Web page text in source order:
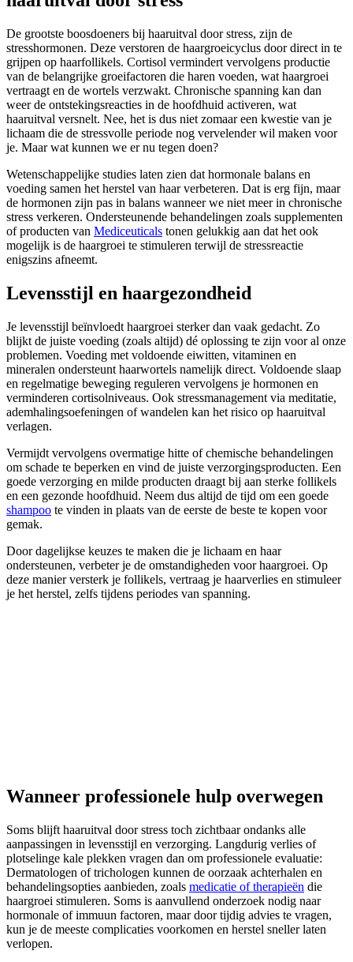
De grootste boosdoeners bij haaruitval door stress, zijn de
stresshormonen. Deze verstoren de haargroeicyclus door direct in te
grijpen op haarfollikels. Cortisol vermindert vervolgens productie
van de belangrijke groeifactoren die haren voeden, wat haargroei
vertraagt en de wortels verzwakt. Chronische spanning kan dan
weer de ontstekingsreacties in de hoofdhuid activeren, wat
haaruitval versnelt. Nee, het is dus niet zomaar een kwestie van je
lichaam die de stressvolle periode nog vervelender wil maken voor
je. Maar wat kunnen we er nu tegen doen?
Wetenschappelijke studies laten zien dat hormonale balans en
voeding samen het herstel van haar verbeteren. Dat is erg fijn, maar
de hormonen zijn pas in balans wanneer we niet meer in chronische
stress verkeren. Ondersteunende behandelingen zoals supplementen
of producten van Mediceuticals tonen gelukkig aan dat het ook
mogelijk is de haargroei te stimuleren terwijl de stressreactie
enigszins afneemt.
Levensstijl en haargezondheid
Je levensstijl beïnvloedt haargroei sterker dan vaak gedacht. Zo
blijkt de juiste voeding (zoals altijd) dé oplossing te zijn voor al onze
problemen. Voeding met voldoende eiwitten, vitaminen en
mineralen ondersteunt haarwortels namelijk direct. Voldoende slaap
en regelmatige beweging reguleren vervolgens je hormonen en
verminderen cortisolniveaus. Ook stressmanagement via meditatie,
ademhalingsoefeningen of wandelen kan het risico op haaruitval
verlagen.
Vermijdt vervolgens overmatige hitte of chemische behandelingen
om schade te beperken en vind de juiste verzorgingsproducten. Een
goede verzorging en milde producten draagt bij aan sterke follikels
en een gezonde hoofdhuid. Neem dus altijd de tijd om een goede
shampoo te vinden in plaats van de eerste de beste te kopen voor
gemak.
Door dagelijkse keuzes te maken die je lichaam en haar
ondersteunen, verbeter je de omstandigheden voor haargroei. Op
deze manier versterk je follikels, vertraag je haarverlies en stimuleer
je het herstel, zelfs tijdens periodes van spanning.
Wanneer professionele hulp overwegen
Soms blijft haaruitval door stress toch zichtbaar ondanks alle
aanpassingen in levensstijl en verzorging. Langdurig verlies of
plotselinge kale plekken vragen dan om professionele evaluatie:
Dermatologen of trichologen kunnen de oorzaak achterhalen en
behandelingsopties aanbieden, zoals medicatie of therapieën die
haargroei stimuleren. Soms is aanvullend onderzoek nodig naar
hormonale of immuun factoren, maar door tijdig advies te vragen,
kun je de meeste complicaties voorkomen en herstel sneller laten
verlopen.